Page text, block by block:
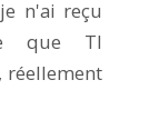
n'ai reçu
que TI
réellement